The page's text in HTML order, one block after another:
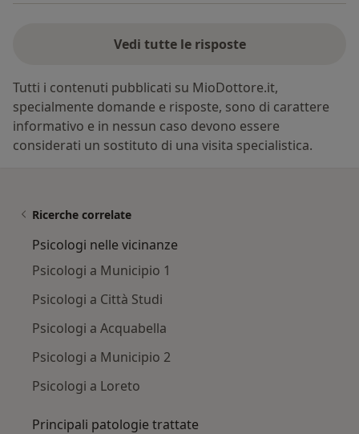
Vedi tutte le risposte
Tutti i contenuti pubblicati su MioDottore.it,
specialmente domande e risposte, sono di carattere
informativo e in nessun caso devono essere
considerati un sostituto di una visita specialistica.
Ricerche correlate
Psicologi nelle vicinanze
Psicologi a Municipio 1
Psicologi a Città Studi
Psicologi a Acquabella
Psicologi a Municipio 2
Psicologi a Loreto
Principali patologie trattate